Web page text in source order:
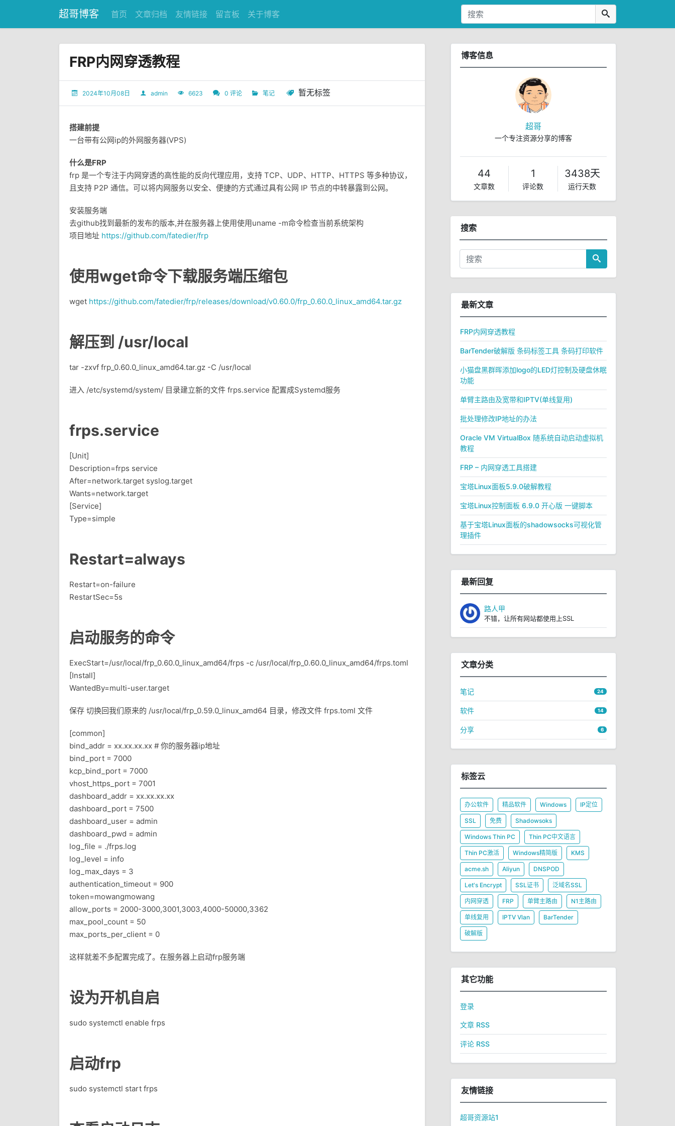
超哥博客 首页 文章归档 友情链接 留言板 关于博客
FRP内网穿透教程
2024年10月08日 admin 6623 0 评论 笔记 暂无标签
搭建前提
一台带有公网ip的外网服务器(VPS)
什么是FRP
frp 是一个专注于内网穿透的高性能的反向代理应用，支持 TCP、UDP、HTTP、HTTPS 等多种协议，
且支持 P2P 通信。可以将内网服务以安全、便捷的方式通过具有公网 IP 节点的中转暴露到公网。
安装服务端
去github找到最新的发布的版本,并在服务器上使用使用uname -m命令检查当前系统架构
项目地址 https://github.com/fatedier/frp
使用wget命令下载服务端压缩包
wget https://github.com/fatedier/frp/releases/download/v0.60.0/frp_0.60.0_linux_amd64.tar.gz
解压到 /usr/local
tar -zxvf frp_0.60.0_linux_amd64.tar.gz -C /usr/local
进入 /etc/systemd/system/ 目录建立新的文件 frps.service 配置成Systemd服务
frps.service
[Unit]
Description=frps service
After=network.target syslog.target
Wants=network.target
[Service]
Type=simple
Restart=always
Restart=on-failure
RestartSec=5s
启动服务的命令
ExecStart=/usr/local/frp_0.60.0_linux_amd64/frps -c /usr/local/frp_0.60.0_linux_amd64/frps.toml
[Install]
WantedBy=multi-user.target
保存 切换回我们原来的 /usr/local/frp_0.59.0_linux_amd64 目录，修改文件 frps.toml 文件
[common]
bind_addr = xx.xx.xx.xx # 你的服务器ip地址
bind_port = 7000
kcp_bind_port = 7000
vhost_https_port = 7001
dashboard_addr = xx.xx.xx.xx
dashboard_port = 7500
dashboard_user = admin
dashboard_pwd = admin
log_file = ./frps.log
log_level = info
log_max_days = 3
authentication_timeout = 900
token=mowangmowang
allow_ports = 2000-3000,3001,3003,4000-50000,3362
max_pool_count = 50
max_ports_per_client = 0
这样就差不多配置完成了。在服务器上启动frp服务端
设为开机自启
sudo systemctl enable frps
启动frp
sudo systemctl start frps
博客信息
超哥
一个专注资源分享的博客
44
文章数
1
评论数
3438天
运行天数
搜索
最新文章
FRP内网穿透教程
BarTender破解版 条码标签工具 条码打印软件
小猫盘黑群晖添加logo的LED灯控制及硬盘休眠
功能
单臂主路由及宽带和IPTV(单线复用)
批处理修改IP地址的办法
Oracle VM VirtualBox 随系统自动启动虚拟机
教程
FRP – 内网穿透工具搭建
宝塔Linux面板5.9.0破解教程
宝塔Linux控制面板 6.9.0 开心版 一键脚本
基于宝塔Linux面板的shadowsocks可视化管
理插件
最新回复
路人甲
不错，让所有网站都使用上SSL
文章分类
笔记 24
软件 14
分享 6
标签云
办公软件 精品软件 Windows IP定位
SSL 免费 Shadowsoks
Windows Thin PC Thin PC中文语言
Thin PC激活 Windows精简版 KMS
acme.sh Aliyun DNSPOD
Let's Encrypt SSL证书 泛域名SSL
内网穿透 FRP 单臂主路由 N1主路由
单线复用 IPTV Vlan BarTender
破解版
其它功能
登录
文章 RSS
评论 RSS
友情链接
超哥资源站1